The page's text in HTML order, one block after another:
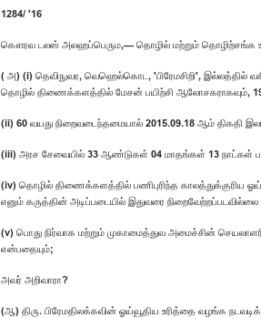
1284/ '16
கௌரவ டலஸ் அலஹப்பெரும,— தொழில் மற்றும் தொழிற்சங்க
( அ) (i) தெவிநுவர, வெஹெல்கொட, 'பிரேமசிறி', இல்லத்தில்
தொழில் திணைக்களத்தில் மேசன் பயிற்சி ஆலோசகராகவும்,
(ii) 60 வயது நிறைவடைந்தமையால் 2015.09.18 ஆம் திகதி
(iii) அரச சேவையில் 33 ஆண்டுகள் 04 மாதங்கள் 13 நாட்கள்
(iv) தொழில் திணைக்களத்தில் பணிபுரிந்த காலத்துக்குரிய
எனும் கருத்தின் அடிப்படையில் இதுவரை
(v) பொது நிர்வாக மற்றும் முகாமைத்துவ அமைச்சின்
என்பதையும்;
அவர் அறிவாரா?
(ஆ) திரு. பிரேமதிலக்கவின் ஓய்வூதிய உரித்தை வழங்க